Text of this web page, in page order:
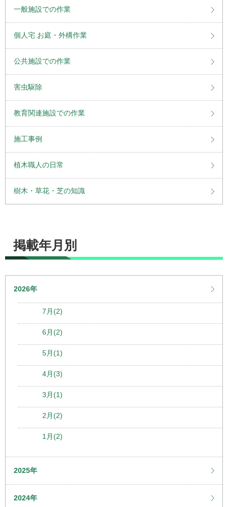
一般施設での作業
個人宅 お庭・外構作業
公共施設での作業
害虫駆除
教育関連施設での作業
施工事例
植木職人の日常
樹木・草花・芝の知識
掲載年月別
2026年
7月(2)
6月(2)
5月(1)
4月(3)
3月(1)
2月(2)
1月(2)
2025年
2024年